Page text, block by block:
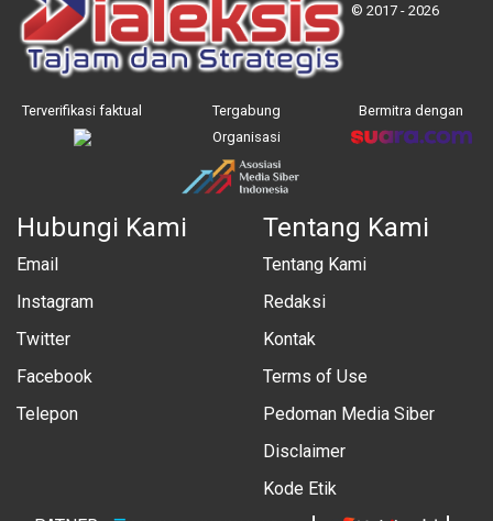
© 2017 - 2026
Terverifikasi faktual
Tergabung
Organisasi
Bermitra dengan
Hubungi Kami
Email
Instagram
Twitter
Facebook
Telepon
Tentang Kami
Tentang Kami
Redaksi
Kontak
Terms of Use
Pedoman Media Siber
Disclaimer
Kode Etik